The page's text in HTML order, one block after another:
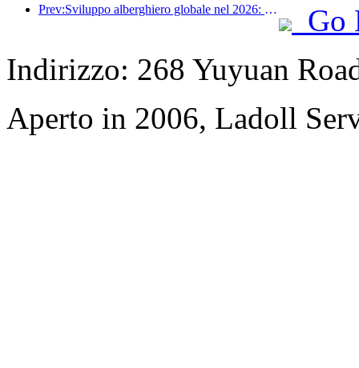
Prev:Sviluppo alberghiero globale nel 2026: Shanghai al primo posto per l'aggiunta di nuove camere
Go
Indirizzo: 268 Yuyuan
Aperto in 2006, Ladoll